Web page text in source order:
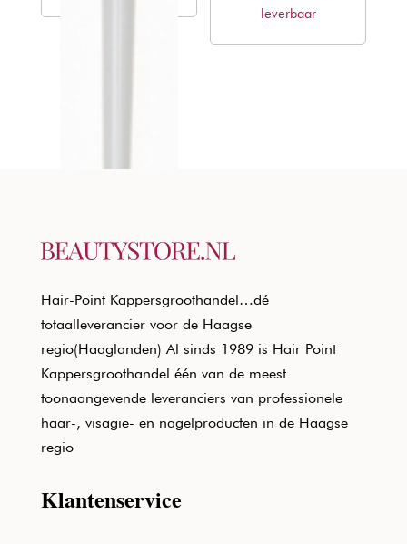
€5,70.€3,45.
leverbaar
Hair-Point Kappersgroothandel…dé
totaalleverancier voor de Haagse
regio(Haaglanden) Al sinds 1989 is Hair Point
Kappersgroothandel één van de meest
toonaangevende leveranciers van professionele
haar-, visagie- en nagelproducten in de Haagse
regio
Klantenservice